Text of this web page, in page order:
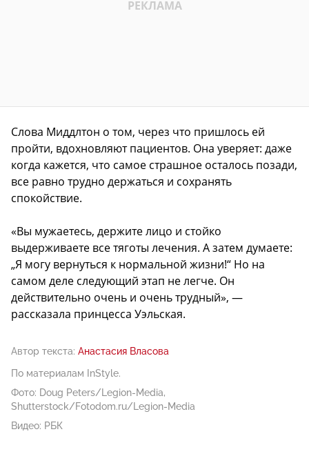
Слова Миддлтон о том, через что пришлось ей
пройти, вдохновляют пациентов. Она уверяет: даже
когда кажется, что самое страшное осталось позади,
все равно трудно держаться и сохранять
спокойствие.
«Вы мужаетесь, держите лицо и стойко
выдерживаете все тяготы лечения. А затем думаете:
„Я могу вернуться к нормальной жизни!“ Но на
самом деле следующий этап не легче. Он
действительно очень и очень трудный», —
рассказала принцесса Уэльская.
Автор текста: Анастасия Власова
По материалам InStyle.
Фото: Doug Peters/Legion-Media,
Shutterstock/Fotodom.ru/Legion-Media
Видео: РБК